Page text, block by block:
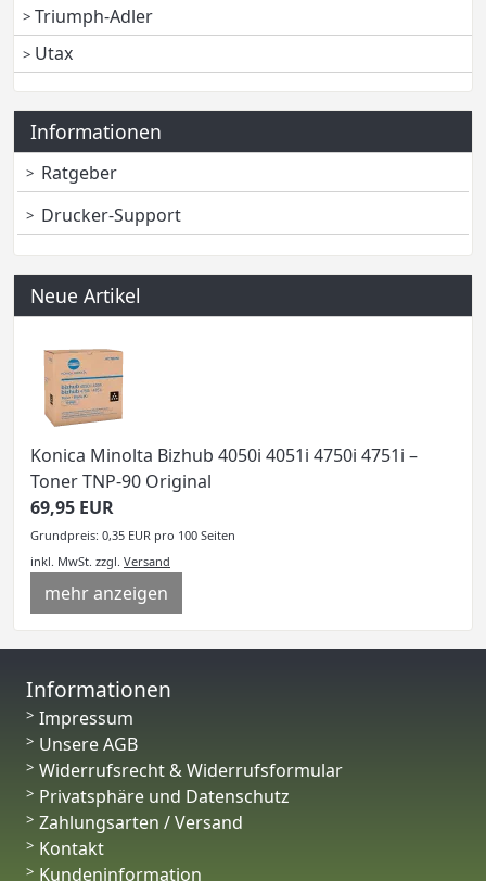
Triumph-Adler
Utax
Informationen
Ratgeber
Drucker-Support
Neue Artikel
Konica Minolta Bizhub 4050i 4051i 4750i 4751i –
Toner TNP-90 Original
69,95 EUR
Grundpreis: 0,35 EUR pro 100 Seiten
inkl. MwSt. zzgl. Versand
mehr anzeigen
Informationen
Impressum
Unsere AGB
Widerrufsrecht & Widerrufsformular
Privatsphäre und Datenschutz
Zahlungsarten / Versand
Kontakt
Kundeninformation